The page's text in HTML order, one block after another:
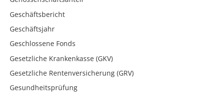
Geschäftsbericht
Geschäftsjahr
Geschlossene Fonds
Gesetzliche Krankenkasse (GKV)
Gesetzliche Rentenversicherung (GRV)
Gesundheitsprüfung